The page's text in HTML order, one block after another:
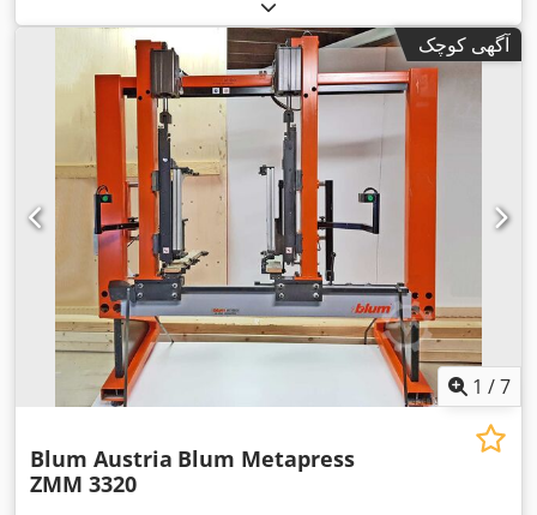
آگهی کوچک
1 /7
Blum Austria Blum Metapress
ZMM 3320